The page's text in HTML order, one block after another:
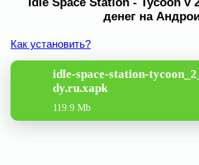
денег на
Как установить?
idle-space-station-
dy.ru.xapk
119.9 Mb